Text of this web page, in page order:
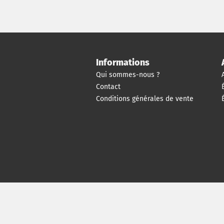
Informations
Qui sommes-nous ?
Contact
Conditions générales de vente